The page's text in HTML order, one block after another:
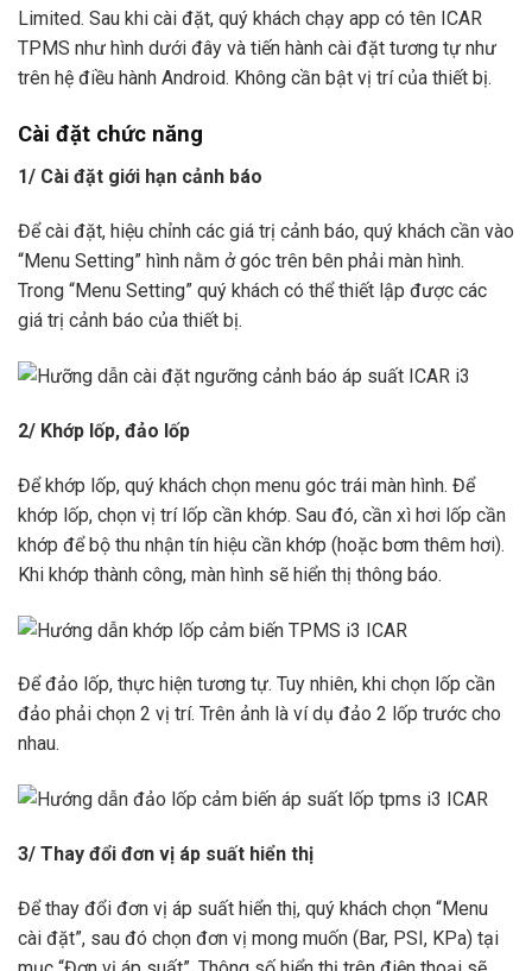
Limited. Sau khi cài đặt, quý khách chạy app có tên ICAR
TPMS như hình dưới đây và tiến hành cài đặt tương tự như
trên hệ điều hành Android. Không cần bật vị trí của thiết bị.
Cài đặt chức năng
1/ Cài đặt giới hạn cảnh báo
Để cài đặt, hiệu chỉnh các giá trị cảnh báo, quý khách cần vào
“Menu Setting” hình nằm ở góc trên bên phải màn hình.
Trong “Menu Setting” quý khách có thể thiết lập được các
giá trị cảnh báo của thiết bị.
2/ Khớp lốp, đảo lốp
Để khớp lốp, quý khách chọn menu góc trái màn hình. Để
khớp lốp, chọn vị trí lốp cần khớp. Sau đó, cần xì hơi lốp cần
khớp để bộ thu nhận tín hiệu cần khớp (hoặc bơm thêm hơi).
Khi khớp thành công, màn hình sẽ hiển thị thông báo.
Để đảo lốp, thực hiện tương tự. Tuy nhiên, khi chọn lốp cần
đảo phải chọn 2 vị trí. Trên ảnh là ví dụ đảo 2 lốp trước cho
nhau.
3/ Thay đổi đơn vị áp suất hiển thị
Để thay đổi đơn vị áp suất hiển thị, quý khách chọn “Menu
cài đặt”, sau đó chọn đơn vị mong muốn (Bar, PSI, KPa) tại